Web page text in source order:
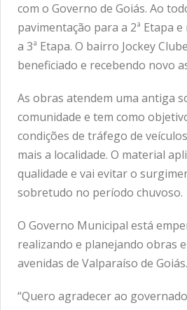
com o Governo de Goiás. Ao
pavimentação para a 2ª Etapa
a 3ª Etapa. O bairro Jockey
beneficiado e recebendo novo
As obras atendem uma antiga
comunidade e tem como
condições de tráfego de
mais a localidade. O material
qualidade e vai evitar o
sobretudo no período chuvoso.
O Governo Municipal está
realizando e planejando obras
avenidas de Valparaíso de Goiás.
“Quero agradecer ao